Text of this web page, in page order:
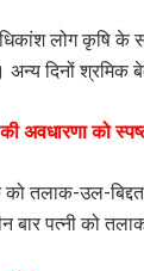
लोग कृषि के
अन्य दिनों श्रमिक
अवधारणा को
तलाक-उल-बिद्दत
पत्नी को